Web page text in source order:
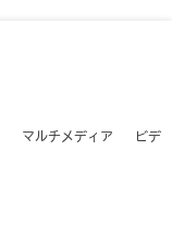
マルチメディア ビデ